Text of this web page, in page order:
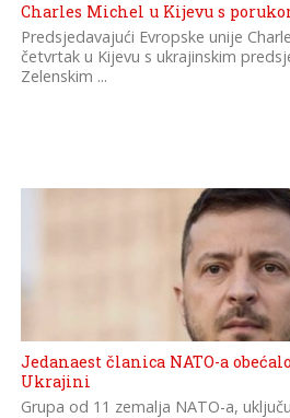
Charles Michel u Kijevu s
Predsjedavajući Evropske unije
četvrtak u Kijevu s ukrajinskim
Zelenskim ...
Jedanaest članica NATO-a
Ukrajini
Grupa od 11 zemalja NATO-a,